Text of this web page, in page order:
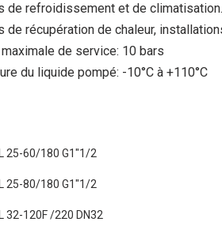
de refroidissement et de climatisation.
de récupération de chaleur,
de service: 10 bars
du liquide pompé: -10°C à +110°C
25-60/180 G1"1/2
25-80/180 G1"1/2
32-120F /220 DN32